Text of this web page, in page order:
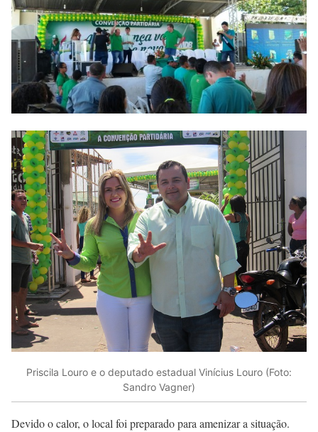
Priscila Louro e o deputado estadual Vinícius Louro (Foto:
Sandro Vagner)
Devido o calor, o local foi preparado para amenizar a situação.